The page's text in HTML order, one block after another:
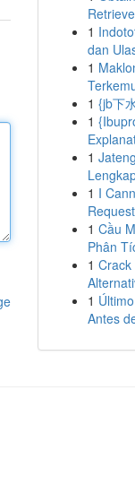
1
dan
1
1 {jb下
1
1
1 I
Request
1 Cầu
Phân
1 Crack
1
Antes